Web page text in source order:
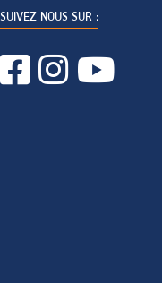
SUIVEZ NOUS SUR :